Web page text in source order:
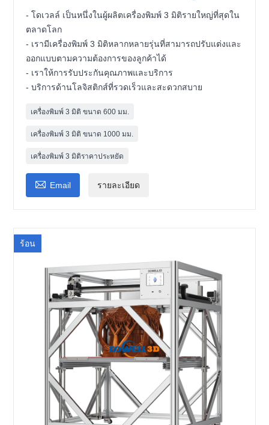
- โดเวลล์ เป็นหนึ่งในผู้ผลิตเครื่องพิมพ์ 3 มิติรายใหญ่ที่สุดใน
ตลาดโลก
- เรามีเครื่องพิมพ์ 3 มิติหลากหลายรุ่นที่สามารถปรับแต่งและ
ออกแบบตามความต้องการของลูกค้าได้
- เราให้การรับประกันคุณภาพและบริการ
- บริการด้านโลจิสติกส์ที่รวดเร็วและสะดวกสบาย
เครื่องพิมพ์ 3 มิติ ขนาด 600 มม.
เครื่องพิมพ์ 3 มิติ ขนาด 1000 มม.
เครื่องพิมพ์ 3 มิติราคาประหยัด
 Email รายละเอียด
ร้อน